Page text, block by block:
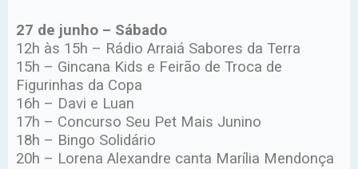
27 de junho – Sábado
12h às 15h – Rádio Arraiá Sabores da Terra
15h – Gincana Kids e Feirão de Troca de
Figurinhas da Copa
16h – Davi e Luan
17h – Concurso Seu Pet Mais Junino
18h – Bingo Solidário
20h – Lorena Alexandre canta Marília Mendonça